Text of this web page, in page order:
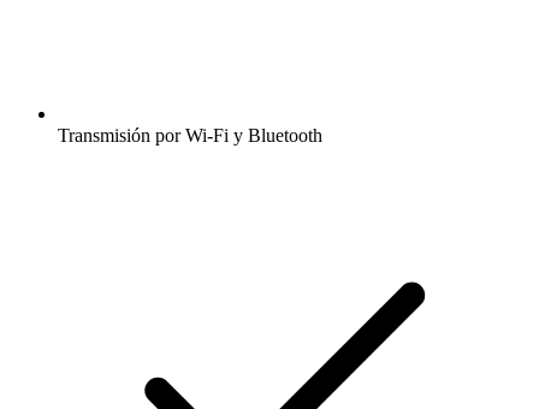
Transmisión por Wi-Fi y Bluetooth